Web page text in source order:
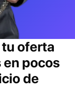
tu oferta
en pocos
de